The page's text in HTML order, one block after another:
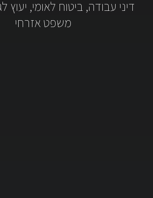
דיני עבודה, ביטוח לאומי, יעוץ
משפט אזרחי